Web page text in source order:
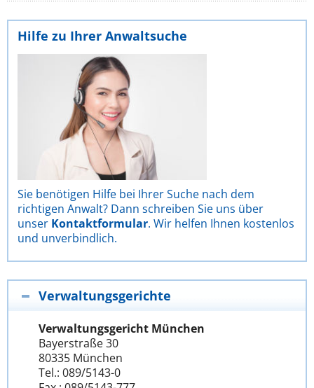
Hilfe zu Ihrer Anwaltsuche
Sie benötigen Hilfe bei Ihrer Suche nach dem
richtigen Anwalt? Dann schreiben Sie uns über
unser Kontaktformular. Wir helfen Ihnen kostenlos
und unverbindlich.
Verwaltungsgerichte
Verwaltungsgericht München
Bayerstraße 30
80335 München
Tel.: 089/5143-0